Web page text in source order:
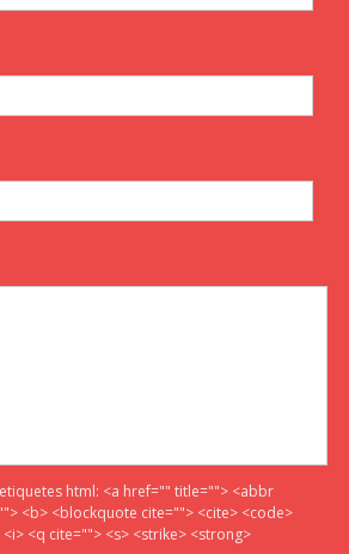
html: <a href="" title=""> <abbr
<b> <blockquote cite=""> <cite> <code>
<q cite=""> <s> <strike> <strong>